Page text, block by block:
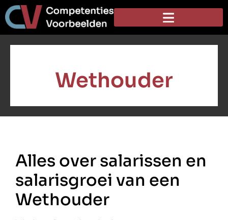
Wethouder
Alles over salarissen en
salarisgroei van een
Wethouder